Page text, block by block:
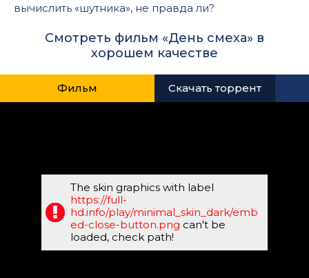
вычислить «шутника», не правда ли?
Смотреть фильм «День смеха» в
хорошем качестве
Фильм Скачать торрент
The skin graphics with label
https://full-
hd.info/play/minimal_skin_dark/emb
ed-close-button.png can't be
loaded, check path!